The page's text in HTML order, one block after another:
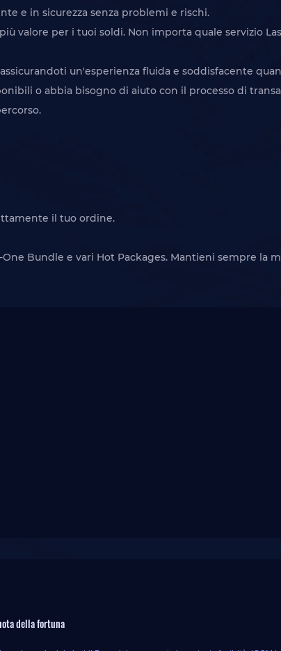
e in sicurezza senza problemi e rischi.
valore per i tuoi soldi. Non importa quale servizio
un'esperienza fluida e soddisfacente
o abbia bisogno di aiuto con il processo di
il tuo ordine.
Bundle e vari Hot Packages. Mantieni sempre la
della fortuna